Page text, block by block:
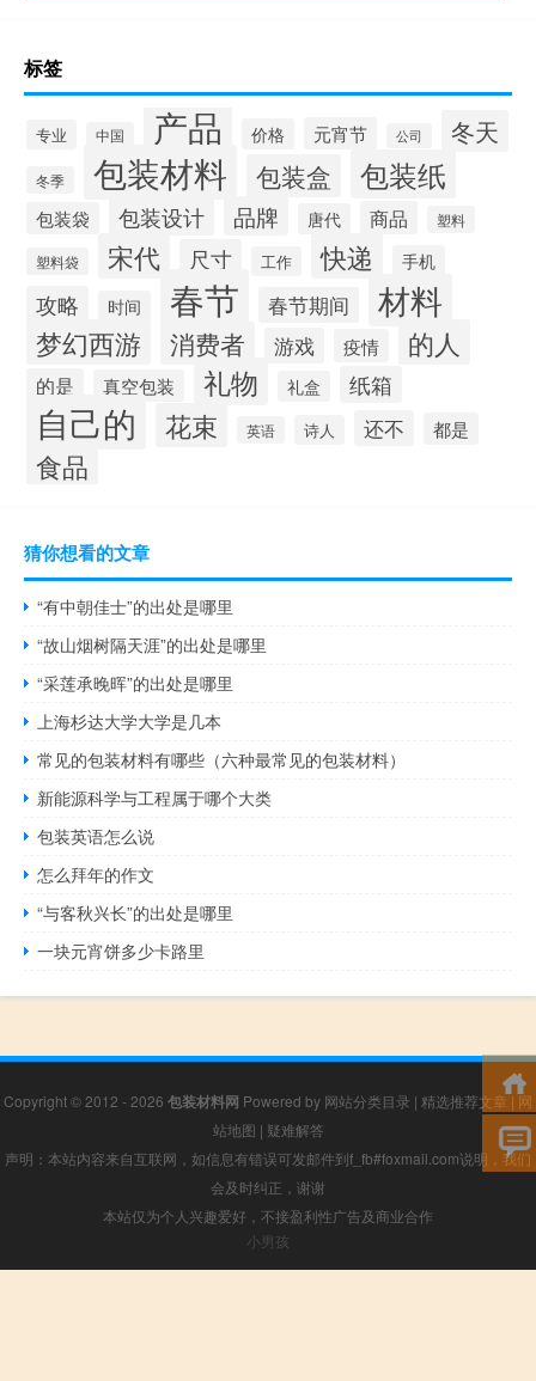
标签
专业 中国 产品 价格 元宵节 公司 冬天
冬季 包装材料 包装盒 包装纸
包装袋 包装设计 品牌 唐代 商品 塑料
塑料袋 宋代 尺寸 工作 快递 手机
攻略 时间 春节 春节期间 材料
梦幻西游 消费者 游戏 疫情 的人
的是 真空包装 礼物 礼盒 纸箱
自己的 花束 英语 诗人 还不 都是
食品
猜你想看的文章
“有中朝佳士”的出处是哪里
“故山烟树隔天涯”的出处是哪里
“采莲承晚晖”的出处是哪里
上海杉达大学大学是几本
常见的包装材料有哪些（六种最常见的包装材料）
新能源科学与工程属于哪个大类
包装英语怎么说
怎么拜年的作文
“与客秋兴长”的出处是哪里
一块元宵饼多少卡路里
Copyright © 2012 - 2026 包装材料网 Powered by 网站分类目录 | 精选推荐文章|网
站地图 | 疑难解答
声明：本站内容来自互联网，如信息有错误可发邮件到f_fb#foxmail.com说明，我们
会及时纠正，谢谢
本站仅为个人兴趣爱好，不接盈利性广告及商业合作
小男孩